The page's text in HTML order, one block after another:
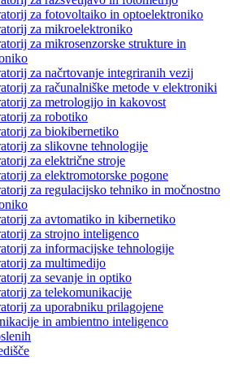
za fotovoltaiko in optoelektroniko
za mikroelektroniko
za mikrosenzorske strukture in
za načrtovanje integriranih vezij
za računalniške metode v elektroniki
za metrologijo in kakovost
za robotiko
za biokibernetiko
za slikovne tehnologije
za električne stroje
za elektromotorske pogone
za regulacijsko tehniko in močnostno
za avtomatiko in kibernetiko
za strojno inteligenco
za informacijske tehnologije
za multimedijo
za sevanje in optiko
za telekomunikacije
za uporabniku prilagojene
in ambientno inteligenco